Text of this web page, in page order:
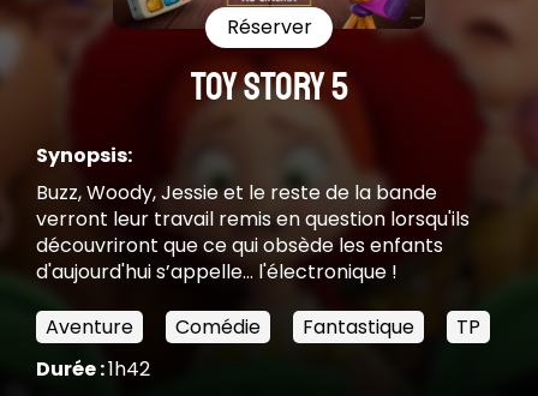
Réserver
TOY STORY 5
Synopsis:
Buzz, Woody, Jessie et le reste de la bande
verront leur travail remis en question lorsqu'ils
découvriront que ce qui obsède les enfants
d'aujourd'hui s’appelle... l'électronique !
Aventure
Comédie Fantastique
TP
Durée :1h42